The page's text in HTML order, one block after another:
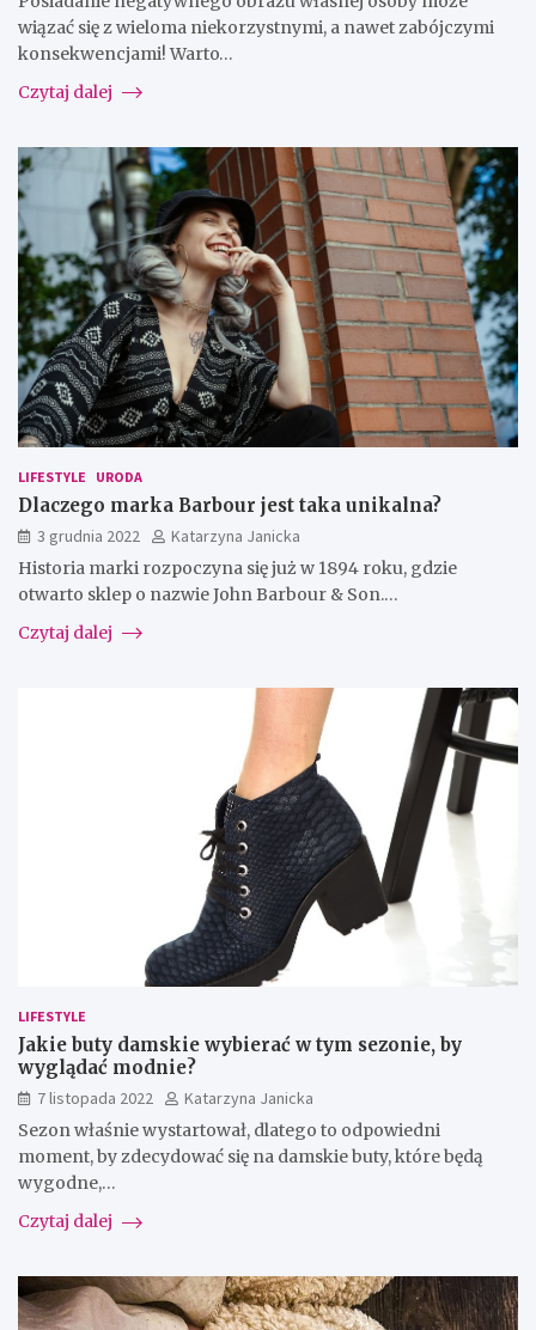
wiązać się z wieloma niekorzystnymi, a nawet zabójczymi
konsekwencjami! Warto…
Czytaj dalej
LIFESTYLE URODA
Dlaczego marka Barbour jest taka unikalna?
3 grudnia 2022
Katarzyna Janicka
Historia marki rozpoczyna się już w 1894 roku, gdzie
otwarto sklep o nazwie John Barbour & Son.…
Czytaj dalej
LIFESTYLE
Jakie buty damskie wybierać w tym sezonie, by
wyglądać modnie?
7 listopada 2022
Katarzyna Janicka
Sezon właśnie wystartował, dlatego to odpowiedni
moment, by zdecydować się na damskie buty, które będą
wygodne,…
Czytaj dalej